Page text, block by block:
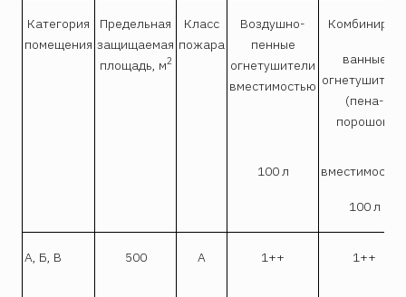
Категория
помещения
Предельная
защищаемая
площадь, м2
Класс
пожара
Воздушно-
пенные
огнетушители
вместимостью
Комбиниро-
ванные
огнетушители
(пена-
порошок)
100 л
100 л
А, Б, В 500 А 1++ 1++